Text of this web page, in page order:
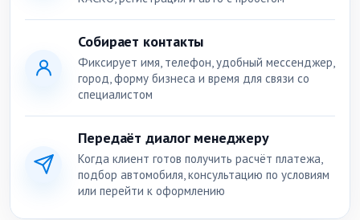
Собирает контакты
Фиксирует имя, телефон, удобный мессенджер,
город, форму бизнеса и время для связи со
специалистом
Передаёт диалог менеджеру
Когда клиент готов получить расчёт платежа,
подбор автомобиля, консультацию по условиям
или перейти к оформлению